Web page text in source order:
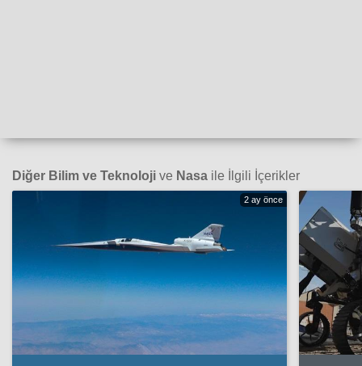
Diğer Bilim ve Teknoloji ve Nasa ile İlgili İçerikler
2 ay önce